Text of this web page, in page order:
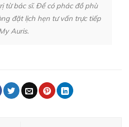
từ bác sĩ. Để có phác đồ phù
đặt lịch hẹn tư vấn trực tiếp
Auris.